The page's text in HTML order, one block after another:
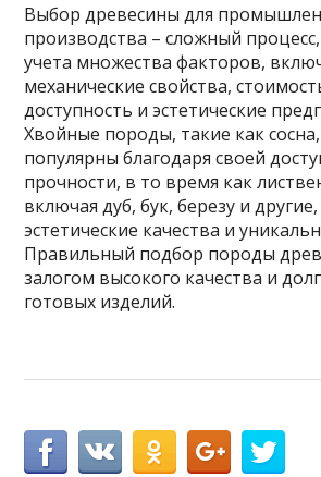
Выбор древесины для
производства – сложный
учета множества факторов,
механические свойства,
доступность и эстетические
Хвойные породы, такие как
популярны благодаря своей
прочности, в то время как
включая дуб, бук, березу и
эстетические качества и
Правильный подбор породы
залогом высокого качества и
готовых изделий.